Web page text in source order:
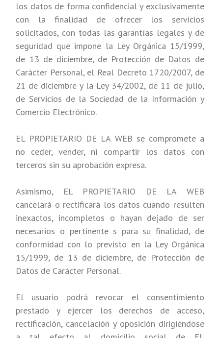
los datos de forma confidencial y exclusivamente
con la finalidad de ofrecer los servicios
solicitados, con todas las garantías legales y de
seguridad que impone la Ley Orgánica 15/1999,
de 13 de diciembre, de Protección de Datos de
Carácter Personal, el Real Decreto 1720/2007, de
21 de diciembre y la Ley 34/2002, de 11 de julio,
de Servicios de la Sociedad de la Información y
Comercio Electrónico.
EL PROPIETARIO DE LA WEB se compromete a
no ceder, vender, ni compartir los datos con
terceros sin su aprobación expresa.
Asimismo, EL PROPIETARIO DE LA WEB
cancelará o rectificará los datos cuando resulten
inexactos, incompletos o hayan dejado de ser
necesarios o pertinente s para su finalidad, de
conformidad con lo previsto en la Ley Orgánica
15/1999, de 13 de diciembre, de Protección de
Datos de Carácter Personal.
El usuario podrá revocar el consentimiento
prestado y ejercer los derechos de acceso,
rectificación, cancelación y oposición dirigiéndose